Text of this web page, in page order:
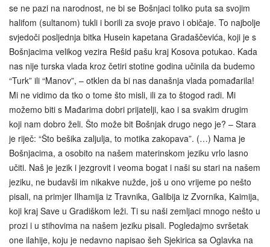
se ne pazi na narodnost, ne bi se Bošnjaci toliko puta sa svojim
halifom (sultanom) tukli i borili za svoje pravo i običaje. To najbolje
svjedoči posljednja bitka Husein kapetana Gradaščevića, koji je s
Bošnjacima velikog vezira Rešid pašu kraj Kosova potukao. Kada
nas nije turska vlada kroz četiri stotine godina učinila da budemo
“Turk” ili “Manov”, – otklen da bi nas današnja vlada pomađarila!
Mi ne vidimo da tko o tome što misli, ili za to štogod radi. Mi
možemo biti s Mađarima dobri prijatelji, kao i sa svakim drugim
koji nam dobro želi. Što može bit Bošnjak drugo nego je? – Stara
je riječ: “Što bešika zaljulja, to motika zakopava”. (…) Nama je
Bošnjacima, a osobito na našem materinskom jeziku vrlo lasno
učiti. Naš je jezik i jezgrovit i veoma bogat i naši su stari na našem
jeziku, ne budavši im nikakve nužde, još u ono vrijeme po nešto
pisali, na primjer Ilhamija iz Travnika, Galibija iz Zvornika, Kaimija,
koji kraj Save u Gradiškom leži. Ti su naši zemljaci mnogo nešto u
prozi i u stihovima na našem jeziku pisali. Pogledajmo svršetak
one ilahije, koju je nedavno napisao šeh Sjekirica sa Oglavka na